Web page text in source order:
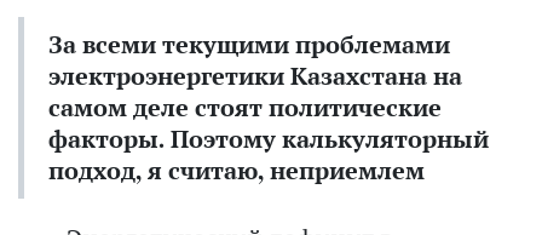
За всеми текущими проблемами
электроэнергетики Казахстана на
самом деле стоят политические
факторы. Поэтому калькуляторный
подход,я считаю,неприемлем